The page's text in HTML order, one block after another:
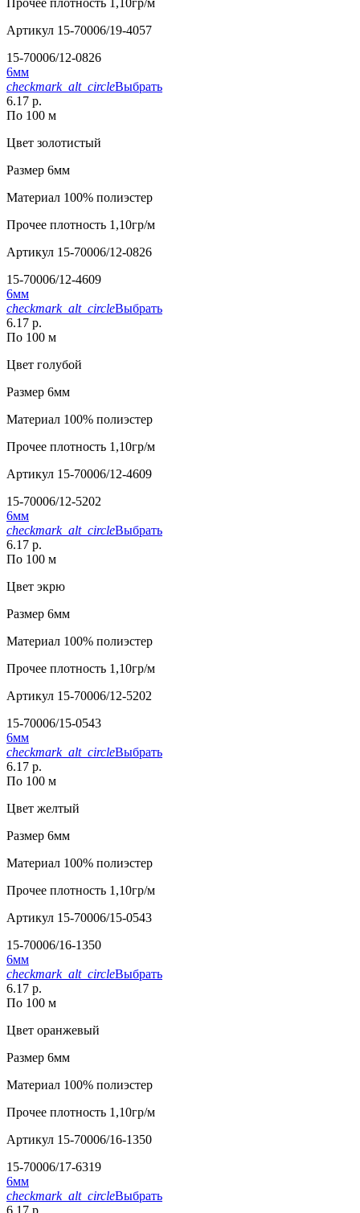
Прочее плотность 1,10гр/м
Артикул 15-70006/19-4057
15-70006/12-0826
6мм
checkmark_alt_circleВыбрать
6.17 р.
По 100 м
Цвет золотистый
Размер 6мм
Материал 100% полиэстер
Прочее плотность 1,10гр/м
Артикул 15-70006/12-0826
15-70006/12-4609
6мм
checkmark_alt_circleВыбрать
6.17 р.
По 100 м
Цвет голубой
Размер 6мм
Материал 100% полиэстер
Прочее плотность 1,10гр/м
Артикул 15-70006/12-4609
15-70006/12-5202
6мм
checkmark_alt_circleВыбрать
6.17 р.
По 100 м
Цвет экрю
Размер 6мм
Материал 100% полиэстер
Прочее плотность 1,10гр/м
Артикул 15-70006/12-5202
15-70006/15-0543
6мм
checkmark_alt_circleВыбрать
6.17 р.
По 100 м
Цвет желтый
Размер 6мм
Материал 100% полиэстер
Прочее плотность 1,10гр/м
Артикул 15-70006/15-0543
15-70006/16-1350
6мм
checkmark_alt_circleВыбрать
6.17 р.
По 100 м
Цвет оранжевый
Размер 6мм
Материал 100% полиэстер
Прочее плотность 1,10гр/м
Артикул 15-70006/16-1350
15-70006/17-6319
6мм
checkmark_alt_circleВыбрать
6.17 р.